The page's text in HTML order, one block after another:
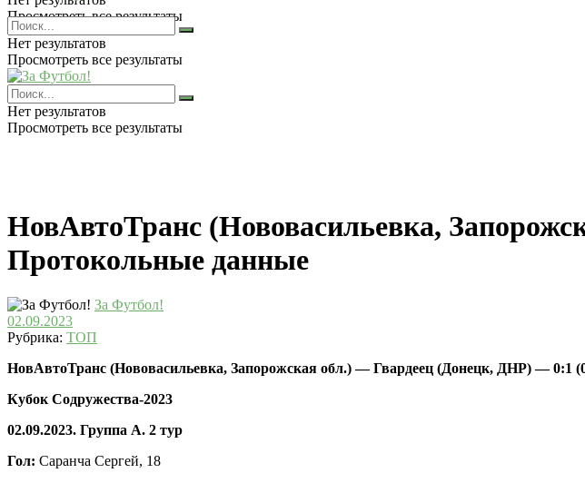
Просмотреть все результаты
Нет результатов
Просмотреть все результаты
Нет результатов
Просмотреть все результаты
НовАвтоТранс (Нововасильевка,
Протокольные данные
За Футбол!
02.09.2023
Рубрика: ТОП
НовАвтоТранс (Нововасильевка, Запорожская обл.) — Гвардеец (Донецк, ДНР) — 0:1
Кубок Содружества-2023
02.09.2023. Группа А. 2 тур
Гол: Саранча Сергей, 18